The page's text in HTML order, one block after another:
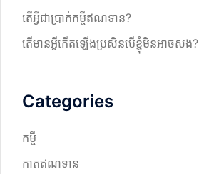
តើអ្វីជាប្រាក់កម្ចីឥណទាន?
តើមានអ្វីកើតឡើងប្រសិនបើខ្ញុំមិនអាចសង?
Categories
កម្ចី
កាតឥណទាន